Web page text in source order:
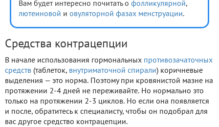
Вам будет интересно почитать о фолликулярной,
лютеиновой и овуляторной фазах менструации.
Средства контрацепции
В начале использования гормональных противозачаточных
средств (таблеток, внутриматочной спирали) коричневые
выделения — это норма. Поэтому при кровянистой мазне на
протяжении 2-4 дней не переживайте. Но нормально это
только на протяжении 2-3 циклов. Но если она появляется
и после, обратитесь к специалисту, чтобы он подобрал для
вас другое средство контрацепции.